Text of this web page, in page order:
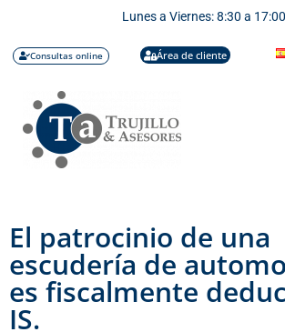
Lunes a Viernes: 8:30 a 17:00
Consultas online Área de cliente
El patrocinio de una
escudería de
es fiscalmente
IS.